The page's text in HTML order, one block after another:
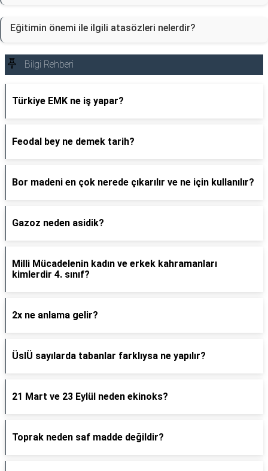
Eğitimin önemi ile ilgili atasözleri nelerdir?
Bilgi Rehberi
Türkiye EMK ne iş yapar?
Feodal bey ne demek tarih?
Bor madeni en çok nerede çıkarılır ve ne için kullanılır?
Gazoz neden asidik?
Milli Mücadelenin kadın ve erkek kahramanları
kimlerdir 4. sınıf?
2x ne anlama gelir?
ÜslÜ sayılarda tabanlar farklıysa ne yapılır?
21 Mart ve 23 Eylül neden ekinoks?
Toprak neden saf madde değildir?